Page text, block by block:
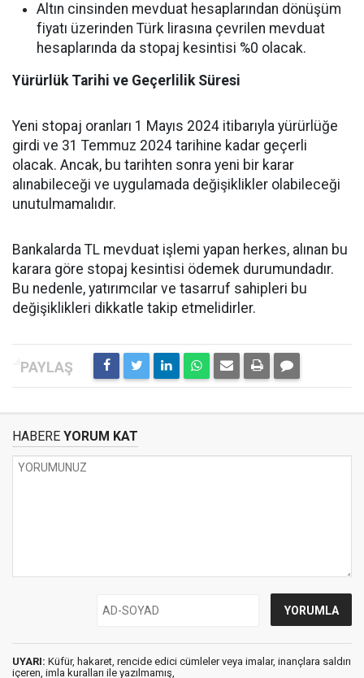
Altın cinsinden mevduat hesaplarından dönüşüm
fiyatı üzerinden Türk lirasına çevrilen mevduat
hesaplarında da stopaj kesintisi %0 olacak.
Yürürlük Tarihi ve Geçerlilik Süresi
Yeni stopaj oranları 1 Mayıs 2024 itibarıyla yürürlüğe
girdi ve 31 Temmuz 2024 tarihine kadar geçerli
olacak. Ancak, bu tarihten sonra yeni bir karar
alınabileceği ve uygulamada değişiklikler olabileceği
unutulmamalıdır.
Bankalarda TL mevduat işlemi yapan herkes, alınan bu
karara göre stopaj kesintisi ödemek durumundadır.
Bu nedenle, yatırımcılar ve tasarruf sahipleri bu
değişiklikleri dikkatle takip etmelidirler.
HABERE YORUM KAT
UYARI: Küfür, hakaret, rencide edici cümleler veya imalar, inançlara saldırı
içeren, imla kuralları ile yazılmamış,